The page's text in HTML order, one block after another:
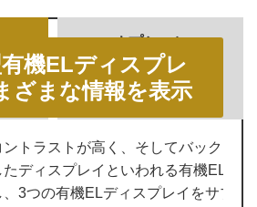
オプション
ダウンロード
機ELディスプレ
ざまな情報を表示
トラストが高く、そしてバックラ
ディスプレイといわれる有機EL。
3つの有機ELディスプレイをサブウ